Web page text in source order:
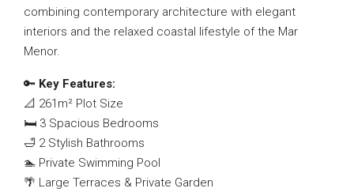
combining contemporary architecture with elegant
interiors and the relaxed coastal lifestyle of the Mar
Menor.
🔑 Key Features:
📐 261m² Plot Size
🛏️ 3 Spacious Bedrooms
🛁 2 Stylish Bathrooms
🏊 Private Swimming Pool
🌴 Large Terraces & Private Garden